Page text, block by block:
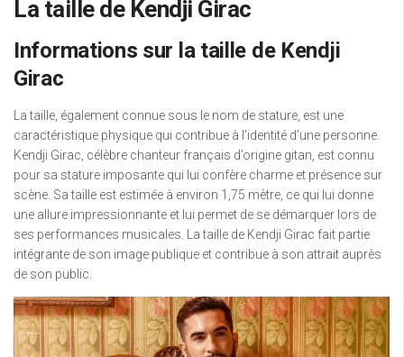
La taille de Kendji Girac
Informations sur la taille de Kendji
Girac
La taille, également connue sous le nom de stature, est une
caractéristique physique qui contribue à l’identité d’une personne.
Kendji Girac, célèbre chanteur français d’origine gitan, est connu
pour sa stature imposante qui lui confère charme et présence sur
scène. Sa taille est estimée à environ 1,75 mètre, ce qui lui donne
une allure impressionnante et lui permet de se démarquer lors de
ses performances musicales. La taille de Kendji Girac fait partie
intégrante de son image publique et contribue à son attrait auprès
de son public.